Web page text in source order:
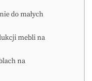
do małych
mebli na
na